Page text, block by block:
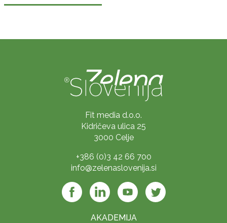
Fit media d.o.o.
Kidričeva ulica 25
3000 Celje
+386 (0)3 42 66 700
info@zelenaslovenija.si
AKADEMIJA